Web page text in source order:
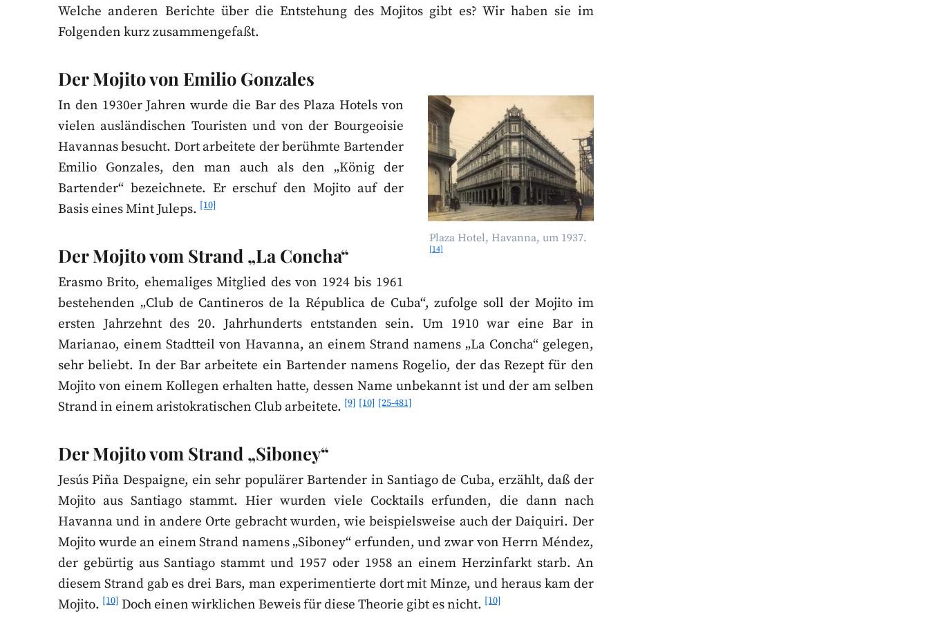
Welche anderen Berichte über die Entstehung des Mojitos gibt es? Wir haben sie im
Folgenden kurz zusammengefaßt.
Der Mojito von Emilio Gonzales
Plaza Hotel, Havanna, um 1937.
[14]
In den 1930er Jahren wurde die Bar des Plaza Hotels von
vielen ausländischen Touristen und von der Bourgeoisie
Havannas besucht. Dort arbeitete der berühmte Bartender
Emilio Gonzales, den man auch als den „König der
Bartender“ bezeichnete. Er erschuf den Mojito auf der
Basis eines Mint Juleps. [10]
Der Mojito vom Strand „La Concha“
Erasmo Brito, ehemaliges Mitglied des von 1924 bis 1961
bestehenden „Club de Cantineros de la Républica de Cuba“, zufolge soll der Mojito im
ersten Jahrzehnt des 20. Jahrhunderts entstanden sein. Um 1910 war eine Bar in
Marianao, einem Stadtteil von Havanna, an einem Strand namens „La Concha“ gelegen,
sehr beliebt. In der Bar arbeitete ein Bartender namens Rogelio, der das Rezept für den
Mojito von einem Kollegen erhalten hatte, dessen Name unbekannt ist und der am selben
Strand in einem aristokratischen Club arbeitete. [9] [10] [25-481]
Der Mojito vom Strand „Siboney“
Jesús Piña Despaigne, ein sehr populärer Bartender in Santiago de Cuba, erzählt, daß der
Mojito aus Santiago stammt. Hier wurden viele Cocktails erfunden, die dann nach
Havanna und in andere Orte gebracht wurden, wie beispielsweise auch der Daiquiri. Der
Mojito wurde an einem Strand namens „Siboney“ erfunden, und zwar von Herrn Méndez,
der gebürtig aus Santiago stammt und 1957 oder 1958 an einem Herzinfarkt starb. An
diesem Strand gab es drei Bars, man experimentierte dort mit Minze, und heraus kam der
Mojito. [10] Doch einen wirklichen Beweis für diese Theorie gibt es nicht. [10]